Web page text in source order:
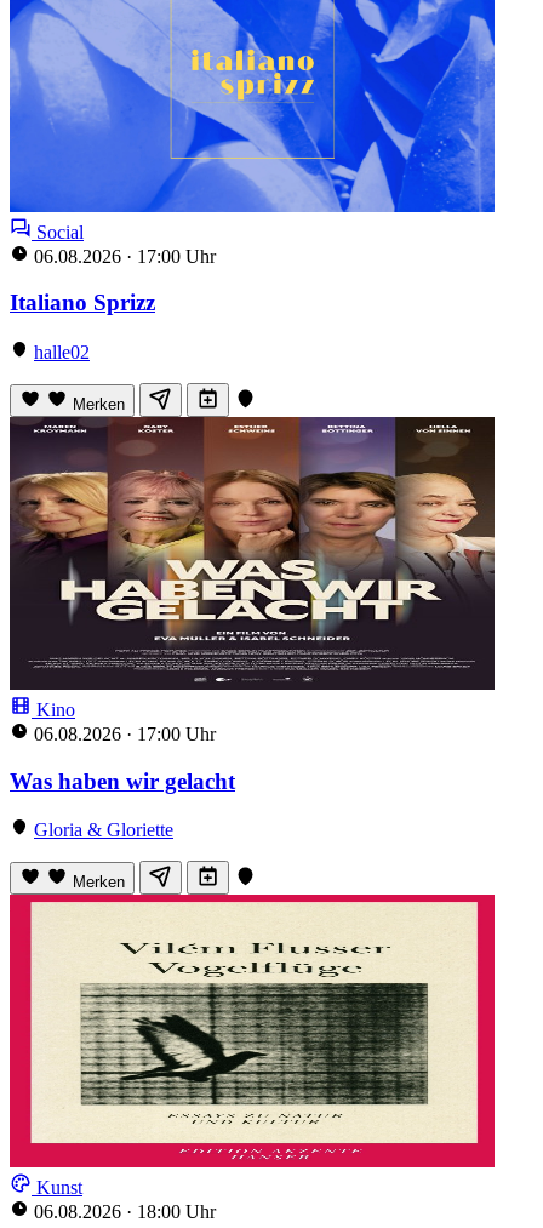
Social
06.08.2026 · 17:00 Uhr
Italiano Sprizz
halle02
Merken
Kino
06.08.2026 · 17:00 Uhr
Was haben wir gelacht
Gloria & Gloriette
Merken
Kunst
06.08.2026 · 18:00 Uhr